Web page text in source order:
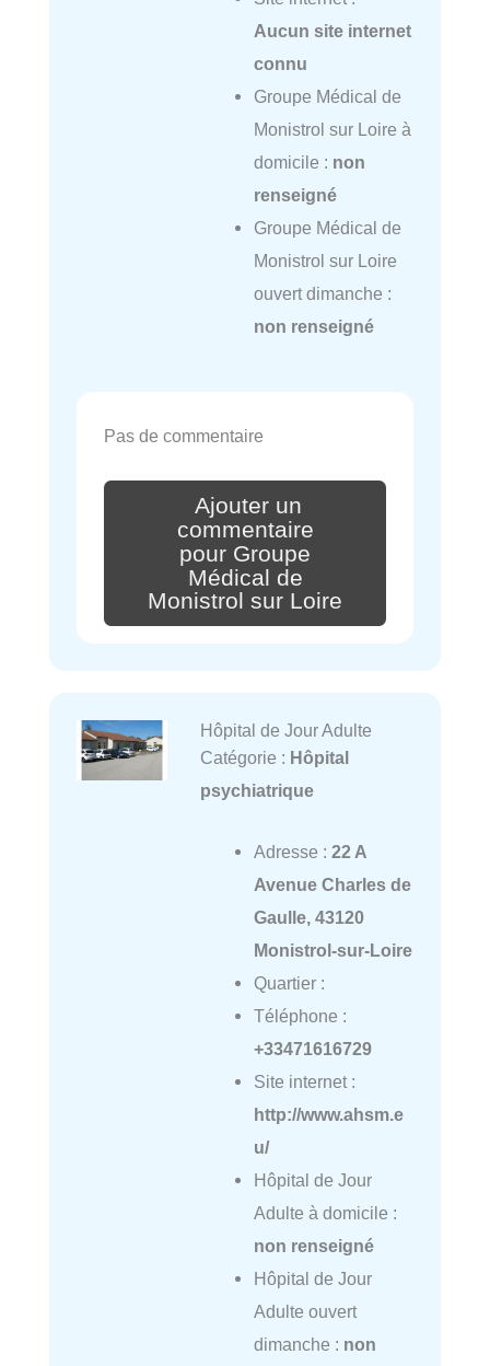
Aucun site internet
connu
Groupe Médical de
Monistrol sur Loire à
domicile : non
renseigné
Groupe Médical de
Monistrol sur Loire
ouvert dimanche :
non renseigné
Pas de commentaire
Ajouter un
commentaire
pour Groupe
Médical de
Monistrol sur Loire
Hôpital de Jour Adulte
Catégorie : Hôpital
psychiatrique
Adresse : 22 A
Avenue Charles de
Gaulle, 43120
Monistrol-sur-Loire
Quartier :
Téléphone :
+33471616729
Site internet :
http://www.ahsm.e
u/
Hôpital de Jour
Adulte à domicile :
non renseigné
Hôpital de Jour
Adulte ouvert
dimanche : non